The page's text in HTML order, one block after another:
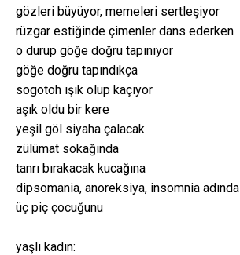
gözleri büyüyor, memeleri sertleşiyor
rüzgar estiğinde çimenler dans ederken
o durup göğe doğru tapınıyor
göğe doğru tapındıkça
sogotoh ışık olup kaçıyor
aşık oldu bir kere
yeşil göl siyaha çalacak
zülümat sokağında
tanrı bırakacak kucağına
dipsomania, anoreksiya, insomnia adında
üç piç çocuğunu
yaşlı kadın: